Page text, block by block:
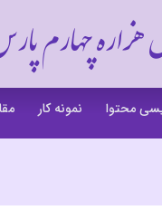
هزاره چهارم
محتوا نمونه کار